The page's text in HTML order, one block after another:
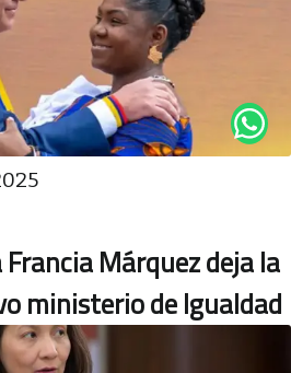
Márquez deja la
ministerio de Igualdad